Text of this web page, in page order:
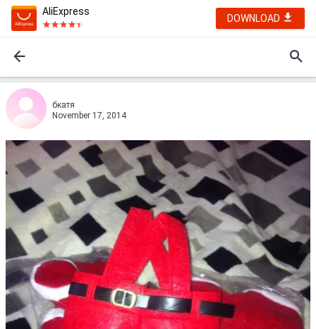
AliExpress
DOWNLOAD
бкатя
November 17, 2014